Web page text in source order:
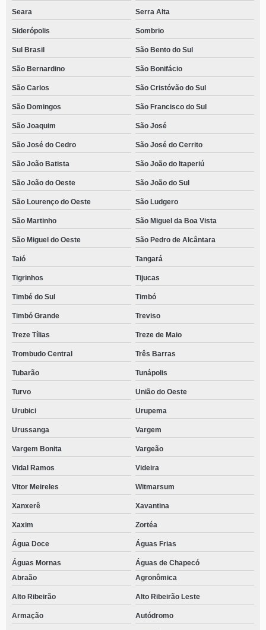
Seara Serra Alta
Siderópolis Sombrio
Sul Brasil São Bento do Sul
São Bernardino São Bonifácio
São Carlos São Cristóvão do Sul
São Domingos São Francisco do Sul
São Joaquim São José
São José do Cedro São José do Cerrito
São João Batista São João do Itaperiú
São João do Oeste São João do Sul
São Lourenço do Oeste São Ludgero
São Martinho São Miguel da Boa Vista
São Miguel do Oeste São Pedro de Alcântara
Taió Tangará
Tigrinhos Tijucas
Timbé do Sul Timbó
Timbó Grande Treviso
Treze Tílias Treze de Maio
Trombudo Central Três Barras
Tubarão Tunápolis
Turvo União do Oeste
Urubici Urupema
Urussanga Vargem
Vargem Bonita Vargeão
Vidal Ramos Videira
Vitor Meireles Witmarsum
Xanxerê Xavantina
Xaxim Zortéa
Água Doce Águas Frias
Águas Mornas
Águas de Chapecó
Abraão
Agronômica
Alto Ribeirão Alto Ribeirão Leste
Armação Autódromo